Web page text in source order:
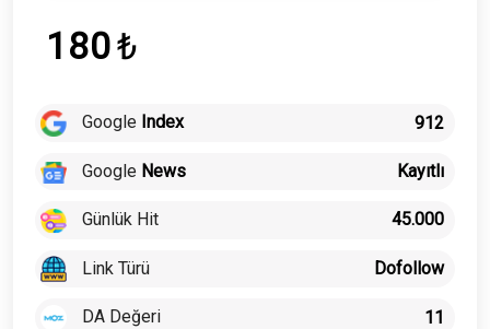
180₺
Google Index 912
Google News Kayıtlı
Günlük Hit 45.000
Link Türü Dofollow
DA Değeri 11